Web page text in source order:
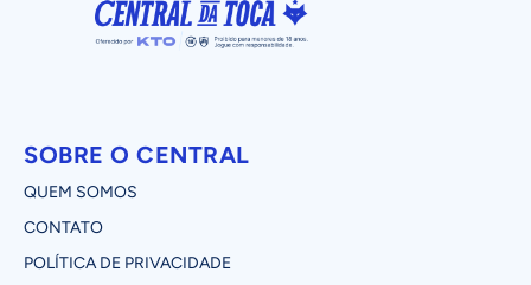
SOBRE O CENTRAL
QUEM SOMOS
CONTATO
POLÍTICA DE PRIVACIDADE